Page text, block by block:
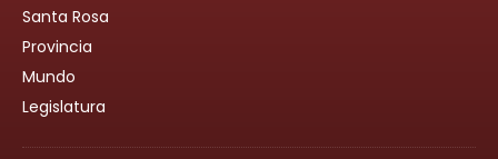
Santa Rosa
Provincia
Mundo
Legislatura